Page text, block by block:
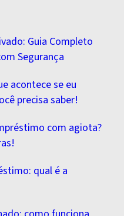
Guia Completo
Segurança
acontece se eu
precisa saber!
com agiota?
qual é a